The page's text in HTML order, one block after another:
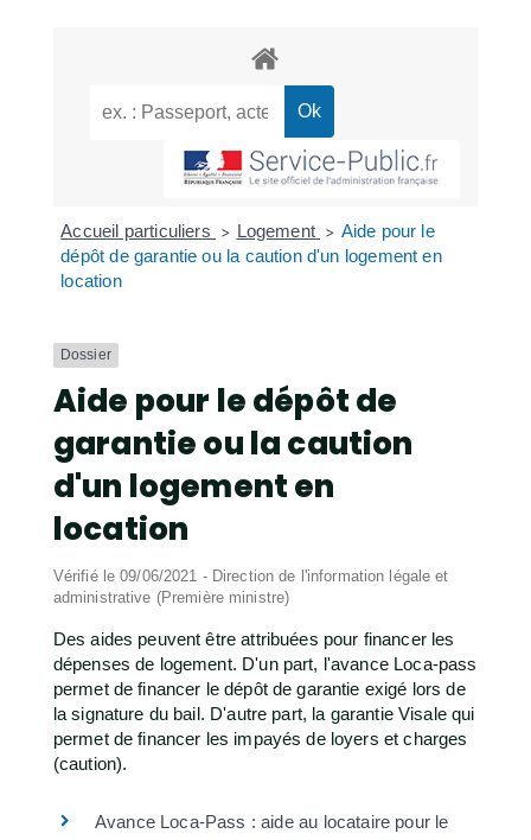
Accueil particuliers > Logement > Aide pour le
dépôt de garantie ou la caution d'un logement en
location
Dossier
Aide pour le dépôt de
garantie ou la caution
d'un logement en
location
Vérifié le 09/06/2021 - Direction de l'information légale et
administrative (Première ministre)
Des aides peuvent être attribuées pour financer les
dépenses de logement. D'un part, l'avance Loca-pass
permet de financer le dépôt de garantie exigé lors de
la signature du bail. D'autre part, la garantie Visale qui
permet de financer les impayés de loyers et charges
(caution).
Avance Loca-Pass : aide au locataire pour le